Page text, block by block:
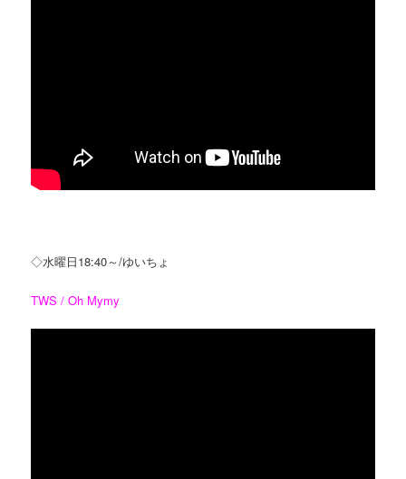
◇水曜日18:40～/ゆいちょ
TWS / Oh Mymy